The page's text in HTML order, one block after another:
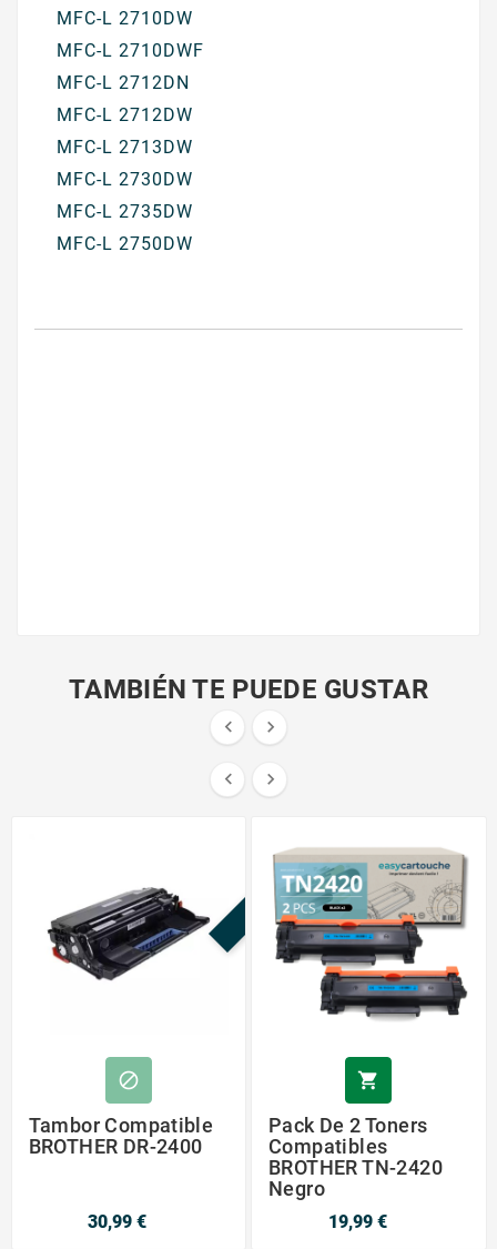
MFC-L 2710DW
MFC-L 2710DWF
MFC-L 2712DN
MFC-L 2712DW
MFC-L 2713DW
MFC-L 2730DW
MFC-L 2735DW
MFC-L 2750DW
TAMBIÉN TE PUEDE GUSTAR
 
 
¡EN OFERTA!

Tambor Compatible
BROTHER DR-2400
30,99 €

Pack De 2 Toners
Compatibles
BROTHER TN-2420
Negro
19,99 €